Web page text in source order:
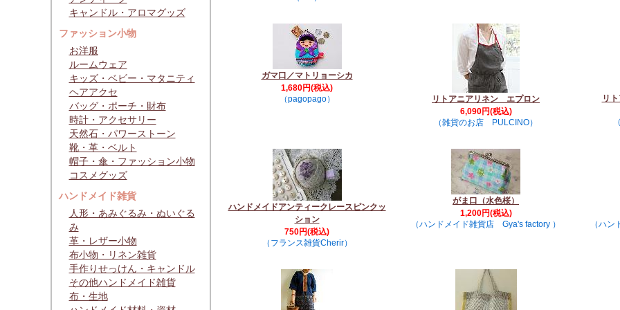
キャンドル・アロマグッズ
ファッション小物
お洋服
ルームウェア
キッズ・ベビー・マタニティ
ヘアアクセ
バッグ・ポーチ・財布
時計・アクセサリー
天然石・パワーストーン
靴・革・ベルト
帽子・傘・ファッション小物
コスメグッズ
ハンドメイド雑貨
人形・あみぐるみ・ぬいぐる
み
革・レザー小物
布小物・リネン雑貨
手作りせっけん・キャンドル
その他ハンドメイド雑貨
布・生地
ガマ口／マトリョーシカ
1,680円(税込)
（pagopago）
リトアニアリネン エプロン
6,090円(税込)
（雑貨のお店 PULCINO）
リ
ハンドメイドアンティークレースピンクッ
ション
750円(税込)
（フランス雑貨Cherir）
がま口（水色桜）
1,200円(税込)
（ハンドメイド雑貨店 Gya's factory ）
（ハ